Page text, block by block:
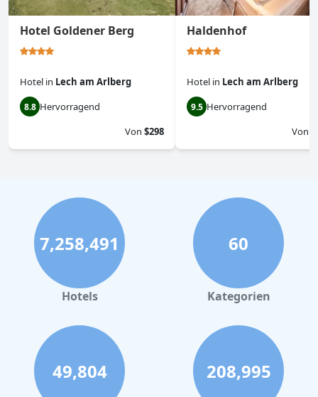
Hotel Goldener Berg
Hotel in Lech am Arlberg
8.8 Hervorragend
Von $298
Haldenhof
Hotel in Lech am Arlberg
9.5 Hervorragend
Von
7,258,491
Hotels
60
Kategorien
49,804 208,995